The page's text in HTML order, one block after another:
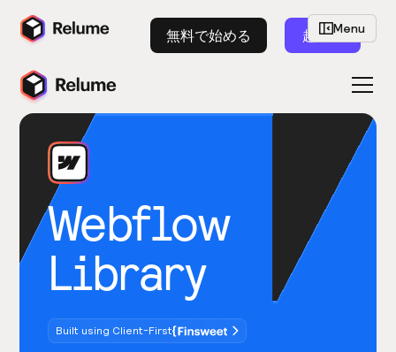
無料で始める 起動
Webflow
Library
Built using Client-First
Menu